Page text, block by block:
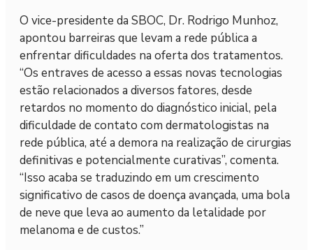
O vice-presidente da SBOC, Dr. Rodrigo Munhoz,
apontou barreiras que levam a rede pública a
enfrentar dificuldades na oferta dos tratamentos.
“Os entraves de acesso a essas novas tecnologias
estão relacionados a diversos fatores, desde
retardos no momento do diagnóstico inicial, pela
dificuldade de contato com dermatologistas na
rede pública, até a demora na realização de cirurgias
definitivas e potencialmente curativas”, comenta.
“Isso acaba se traduzindo em um crescimento
significativo de casos de doença avançada, uma bola
de neve que leva ao aumento da letalidade por
melanoma e de custos.”